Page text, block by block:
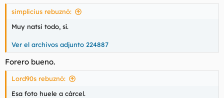
simplicius rebuznó:
Muy natsi todo, sí.
Ver el archivos adjunto 224887
Forero bueno.
Lord90s rebuznó:
Esa foto huele a cárcel.